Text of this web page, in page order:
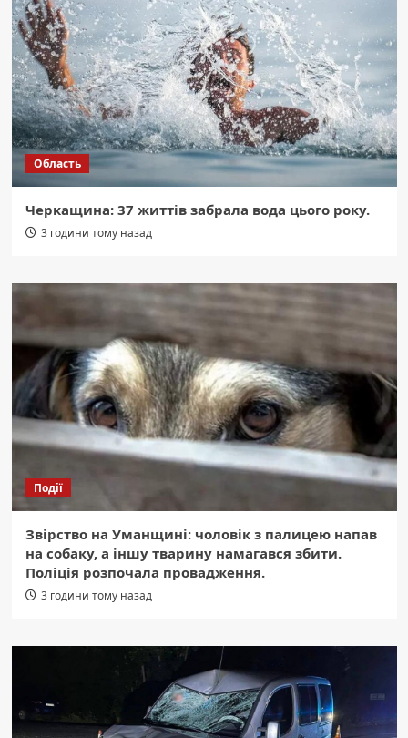
Область
Черкащина: 37 життів забрала вода цього року.
3 години тому назад
Події
Звірство на Уманщині: чоловік з палицею напав
на собаку, а іншу тварину намагався збити.
Поліція розпочала провадження.
3 години тому назад